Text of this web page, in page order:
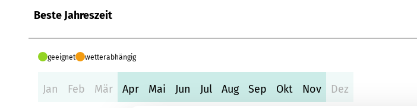
Beste Jahreszeit
geeignet wetterabhängig
Jan Feb Mär Apr Mai Jun Jul Aug Sep Okt Nov Dez